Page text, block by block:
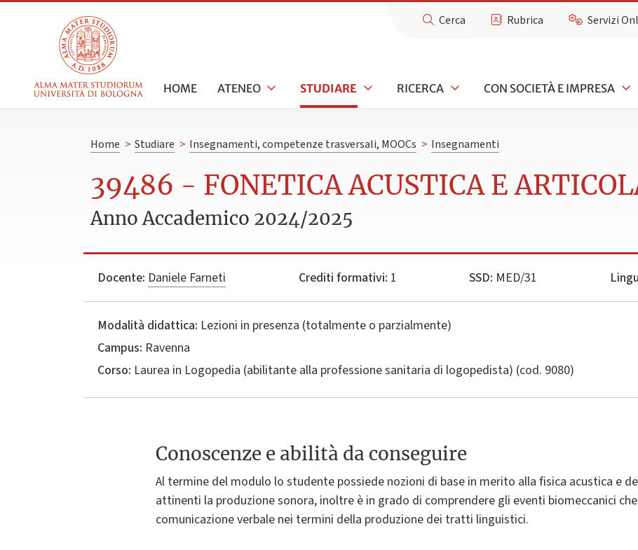
Cerca Rubrica Servizi
HOME ATENEO STUDIARE RICERCA CON SOCIETÀ E IMPRESA
Home > Studiare > Insegnamenti, competenze trasversali, MOOCs > Insegnamenti
39486 - FONETICA ACUSTICA E
Anno Accademico 2024/2025
Docente: Daniele Farneti Crediti formativi: 1 SSD: MED/31
Modalità didattica: Lezioni in presenza (totalmente o parzialmente)
Campus: Ravenna
Corso: Laurea in Logopedia (abilitante alla professione sanitaria di logopedista) (cod. 9080)
Conoscenze e abilità da conseguire
Al termine del modulo lo studente possiede nozioni di base in merito alla fisica acustica e
attinenti la produzione sonora, inoltre è in grado di comprendere gli eventi biomeccanici
comunicazione verbale nei termini della produzione dei tratti linguistici.